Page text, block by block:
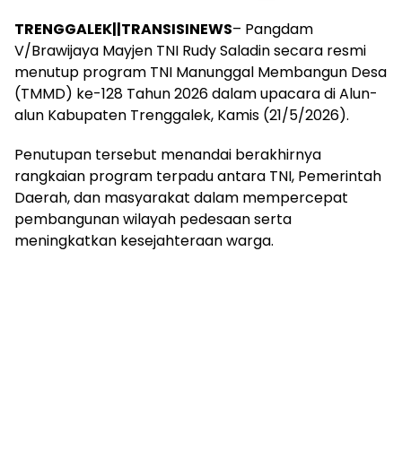
TRENGGALEK||TRANSISINEWS– Pangdam
V/Brawijaya Mayjen TNI Rudy Saladin secara resmi
menutup program TNI Manunggal Membangun Desa
(TMMD) ke-128 Tahun 2026 dalam upacara di Alun-
alun Kabupaten Trenggalek, Kamis (21/5/2026).
Penutupan tersebut menandai berakhirnya
rangkaian program terpadu antara TNI, Pemerintah
Daerah, dan masyarakat dalam mempercepat
pembangunan wilayah pedesaan serta
meningkatkan kesejahteraan warga.